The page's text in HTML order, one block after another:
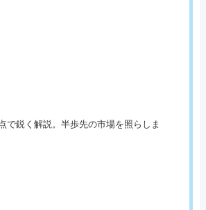
で鋭く解説。半歩先の市場を照らしま